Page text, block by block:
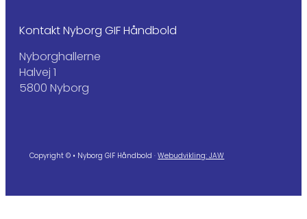
Kontakt Nyborg GIF Håndbold
Nyborghallerne
Halvej 1
5800 Nyborg
Copyright © • Nyborg GIF Håndbold ·Webudvikling: JAW